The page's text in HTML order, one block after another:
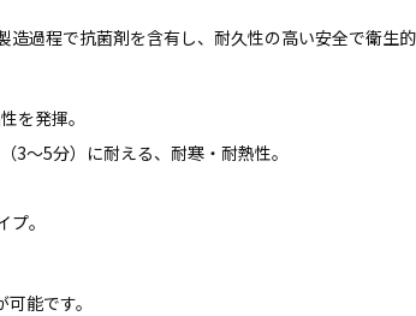
過程で抗菌剤を含有し、耐久性の高い安全で衛生
を発揮。
5分）に耐える、耐寒・耐熱性。
。
能です。